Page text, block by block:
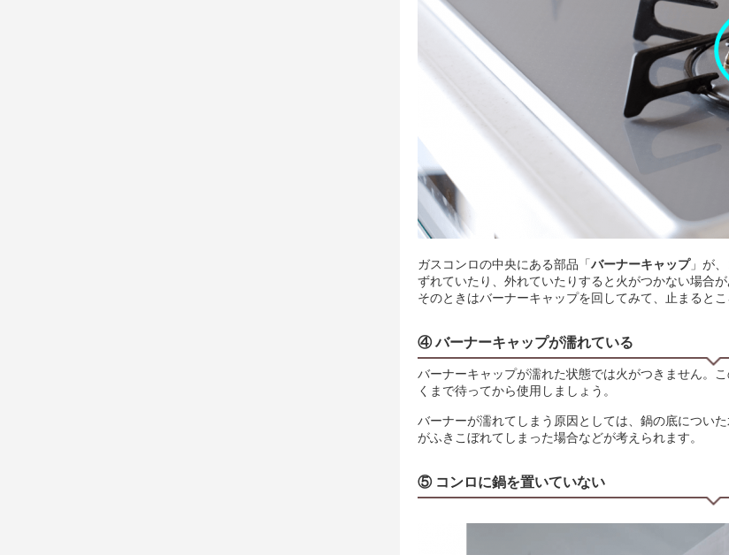
ガスコンロの中央にある部品「バーナーキャップ」が
ずれていたり、外れていたりすると火がつかない場合が
そのときはバーナーキャップを回してみて、止まると
④ バーナーキャップが濡れている
バーナーキャップが濡れた状態では火がつきません。
くまで待ってから使用しましょう。
バーナーが濡れてしまう原因としては、鍋の底につい
がふきこぼれてしまった場合などが考えられます。
⑤ コンロに鍋を置いていない